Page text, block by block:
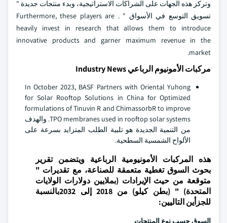
وتركز هذه الجهات على الشراكات الاستراتيجية، وبدء منتجات جديدة "
تسويق التوسع في الأسواق " . Furthermore, these players are
heavily invest in research that allows them to introduce
innovative products and garner maximum revenue in the
market.
مركبات الأمونيوم الرباعي Industry News
In October 2023, BASF Partners with Oriental Yuhong
for Solar Rooftop Solutions in China for Optimized
formulations of Tinuvin R and ChimassorbR to improve
TPO membranes used in rooftop solar systems. والهدف
من التنمية الجديدة هو تلبية الطلب المتزايد بسرعة على
الألواح الشمسية السطحية.
هذه المركبات الأمونيومية الرباعية ويتضمن تقرير
بحوث السوق تغطية متعمقة للصناعة، مع تقديرات "
متوقعة من حيث الإيرادات (بملايين دولارات الولايات
المتحدة) " (بطن كيلو) من 2018 إلى 2032بالنسبة
للجزأين التاليين:
السوق حسب نوع المنتجات